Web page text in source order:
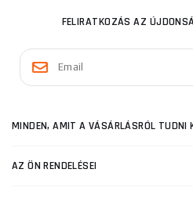
FELIRATKOZÁS AZ
MINDEN, AMIT A VÁSÁRLÁSRÓL TUDNI
AZ ÖN RENDELÉSEI